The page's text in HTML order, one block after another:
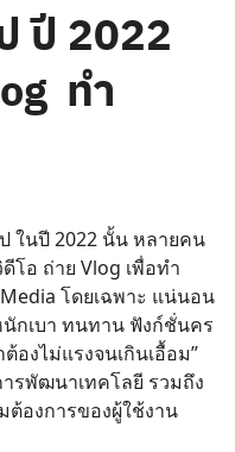
ปี 2022
ทำ
ในปี 2022 นั้น หลายคน
โอ ถ่าย Vlog เพื่อทำ
โดยเฉพาะ แน่นอน
กเบา ทนทาน ฟังก์ชั่นคร
งไม่แรงจนเกินเอื้อม”
รพัฒนาเทคโลยี รวมถึง
องการของผู้ใช้งาน